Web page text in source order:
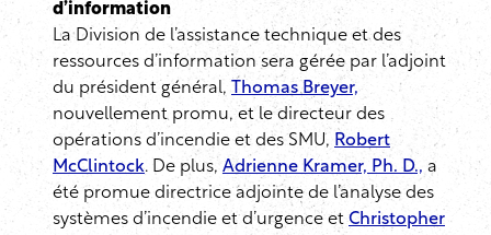
d’information
La Division de l’assistance technique et des
ressources d’information sera gérée par l’adjoint
du président général, Thomas Breyer,
nouvellement promu, et le directeur des
opérations d’incendie et des SMU, Robert
McClintock. De plus, Adrienne Kramer, Ph. D., a
été promue directrice adjointe de l’analyse des
systèmes d’incendie et d’urgence et Christopher